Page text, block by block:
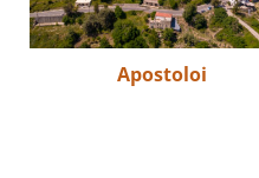
Apostoloi